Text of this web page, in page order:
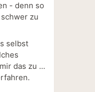
- denn so
zu
selbst
das zu ...